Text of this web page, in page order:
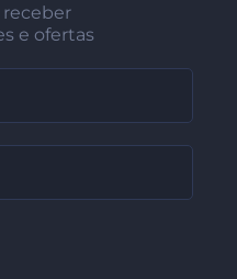
receber
e ofertas